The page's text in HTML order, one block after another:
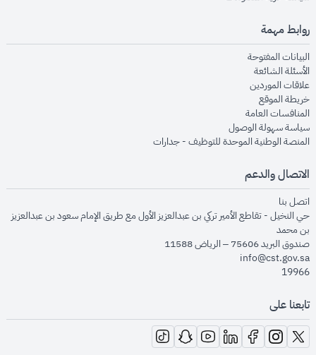
روابط مهمة
البيانات المفتوحةopens in new window
الأسئلة الشائعةopens in new window
علاقات الموردينopens in new window
خريطة الموقعopens in new window
المنافسات العامةopens in new window
سياسة سهولة الوصولopens in new window
المنصة الوطنية الموحدة للتوظيف - جداراتopens in new window
الاتصال والدعم
اتصل بنا
حي النخيل - تقاطع الأمير تركي بن عبدالعزيز الأول مع طريق الإمام سعود بن عبدالعزيز
بن محمد
صندوق البريد 75606 – الرياض 11588
info@cst.gov.sa
19966
تابعنا على
opens in new window
opens in new window
opens in new window
opens in new window
opens in new window
opens in new window
opens in new window